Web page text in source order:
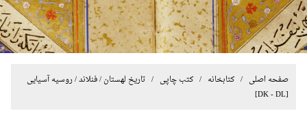
صفحه اصلی / کتابخانه /کتب چاپی /تاریخ لهستان / فنلاند / روسیه آسیایی
[DK - DL]